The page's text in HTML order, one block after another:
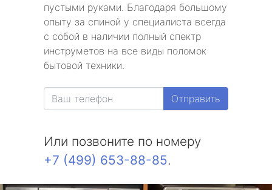
пустыми руками. Благодаря большому
опыту за спиной у специалиста всегда
с собой в наличии полный спектр
инструметов на все виды поломок
бытовой техники.
Отправить
Или позвоните по номеру
+7 (499) 653-88-85.